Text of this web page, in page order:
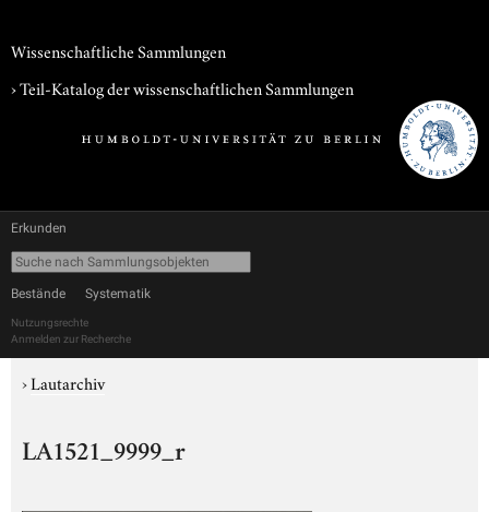
Wissenschaftliche Sammlungen
› Teil-Katalog der wissenschaftlichen Sammlungen
Erkunden
Bestände Systematik
Nutzungsrechte
Anmelden zur Recherche
›Lautarchiv
LA1521_9999_r